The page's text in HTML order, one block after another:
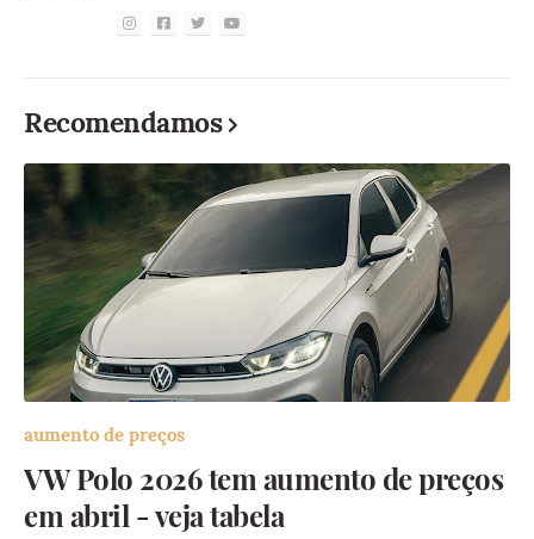
Recomendamos
aumento de preços
VW Polo 2026 tem aumento de preços
em abril - veja tabela